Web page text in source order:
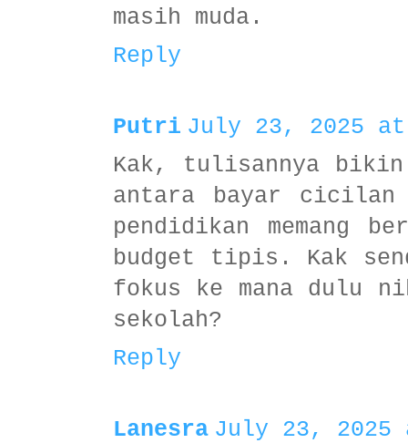
masih muda.
Reply
Putri July 23, 2025 at
Kak, tulisannya
antara bayar cicilan
pendidikan memang
budget tipis. Kak
fokus ke mana dulu
sekolah?
Reply
Lanesra July 23, 2025